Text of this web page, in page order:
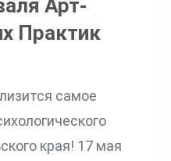
Арт-
Практик
самое
края! 17 мая